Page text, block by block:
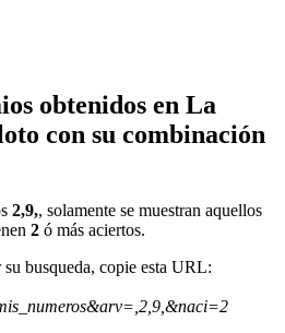
obtenidos en La
con su combinación
2,9,, solamente se muestran aquellos
2 ó más aciertos.
busqueda, copie esta URL: